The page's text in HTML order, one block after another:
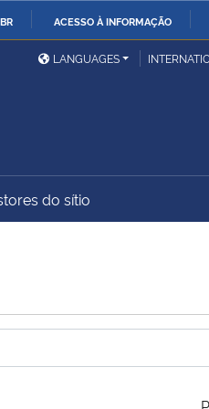
ACESSO À INFORMAÇÃO
Ministério das Relações
Exteriores
Controladoria-Geral da
LANGUAGES
do sítio